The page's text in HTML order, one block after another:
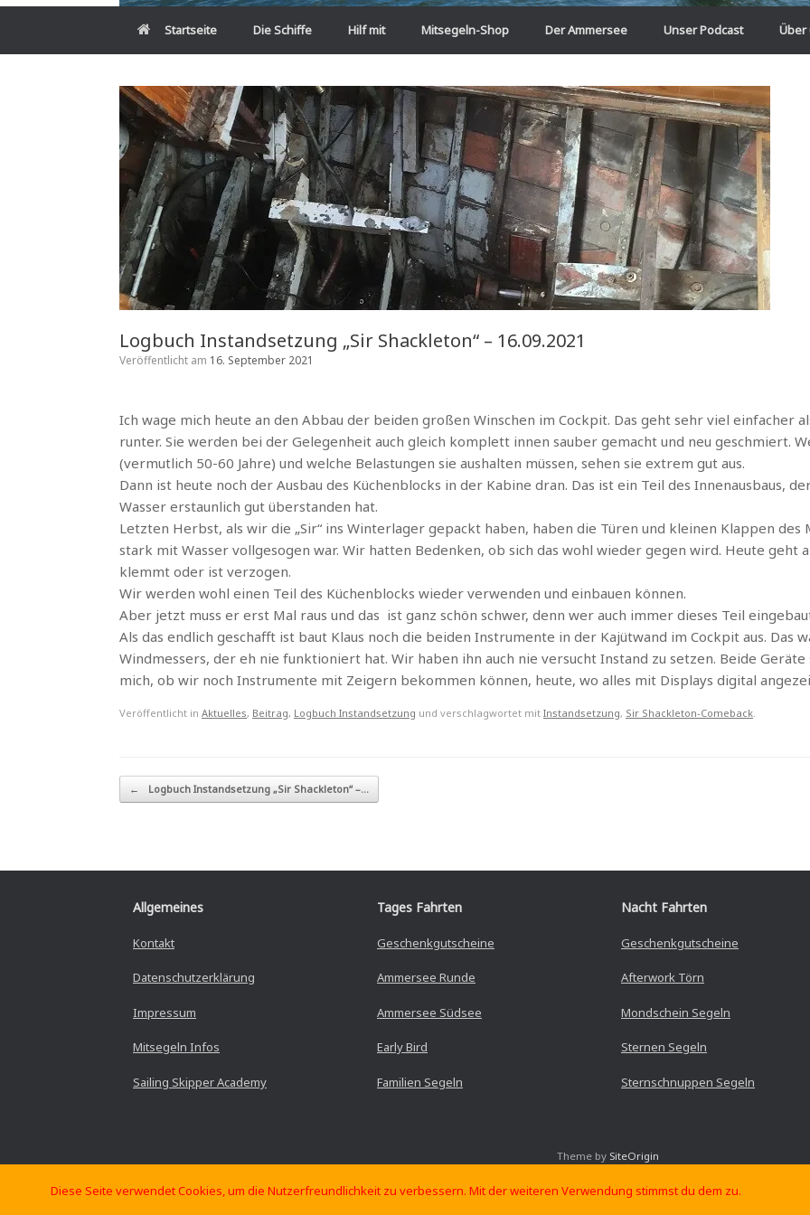
Startseite Die Schiffe Hilf mit Mitsegeln-Shop Der Ammersee Unser Podcast Über
Logbuch Instandsetzung „Sir Shackleton“ – 16.09.2021
Veröffentlicht am 16. September 2021
Ich wage mich heute an den Abbau der beiden großen Winschen im Cockpit. Das geht sehr viel einfacher
runter. Sie werden bei der Gelegenheit auch gleich komplett innen sauber gemacht und neu geschmiert.
(vermutlich 50-60 Jahre) und welche Belastungen sie aushalten müssen, sehen sie extrem gut aus.
Dann ist heute noch der Ausbau des Küchenblocks in der Kabine dran. Das ist ein Teil des Innenausbaus,
Wasser erstaunlich gut überstanden hat.
Letzten Herbst, als wir die „Sir“ ins Winterlager gepackt haben, haben die Türen und kleinen Klappen
stark mit Wasser vollgesogen war. Wir hatten Bedenken, ob sich das wohl wieder gegen wird. Heute geht
klemmt oder ist verzogen.
Wir werden wohl einen Teil des Küchenblocks wieder verwenden und einbauen können.
Aber jetzt muss er erst Mal raus und das ist ganz schön schwer, denn wer auch immer dieses Teil
Als das endlich geschafft ist baut Klaus noch die beiden Instrumente in der Kajütwand im Cockpit aus. Das
Windmessers, der eh nie funktioniert hat. Wir haben ihn auch nie versucht Instand zu setzen. Beide
mich, ob wir noch Instrumente mit Zeigern bekommen können, heute, wo alles mit Displays digital
Veröffentlicht in Aktuelles, Beitrag, Logbuch Instandsetzung und verschlagwortet mit Instandsetzung, Sir Shackleton-Comeback
Beitragsnavigation
← Logbuch Instandsetzung „Sir Shackleton“ –…
Allgemeines
Kontakt
Datenschutzerklärung
Impressum
Mitsegeln Infos
Sailing Skipper Academy
Tages Fahrten
Geschenkgutscheine
Ammersee Runde
Ammersee Südsee
Early Bird
Familien Segeln
Nacht Fahrten
Geschenkgutscheine
Afterwork Törn
Mondschein Segeln
Sternen Segeln
Sternschnuppen Segeln
Theme by SiteOrigin
Vertrag widerrufen
Diese Seite verwendet Cookies, um die Nutzerfreundlichkeit zu verbessern. Mit der weiteren Verwendung stimmst du dem zu.